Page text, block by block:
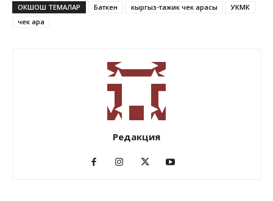
ОКШОШ ТЕМАЛАР Баткен кыргыз-тажик чек арасы
УКМК
чек ара
Редакция